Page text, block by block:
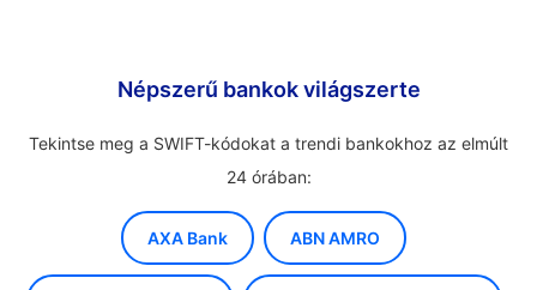
Népszerű bankok világszerte
Tekintse meg a SWIFT-kódokat a trendi bankokhoz az elmúlt
24 órában:
AXA Bank ABN AMRO